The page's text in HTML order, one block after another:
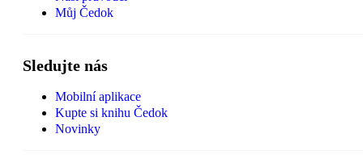
Můj Čedok
Sledujte nás
Mobilní aplikace
Kupte si knihu Čedok
Novinky